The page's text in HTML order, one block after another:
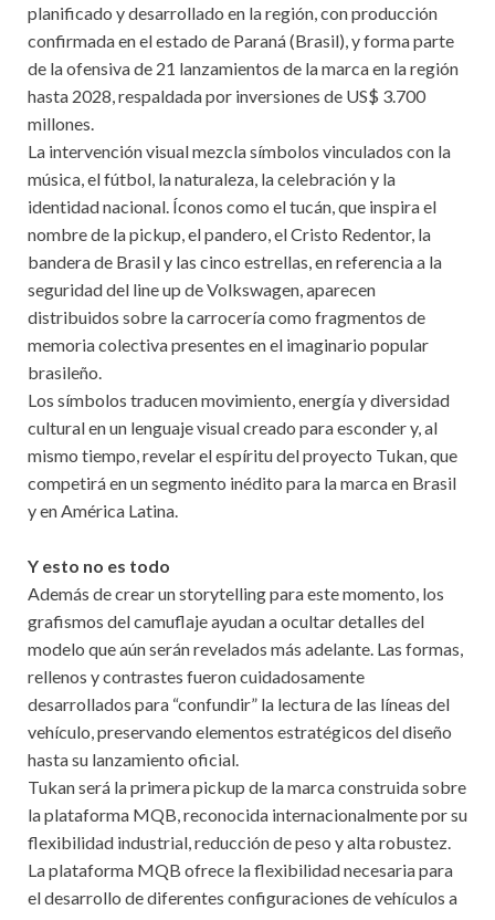
planificado y desarrollado en la región, con producción
confirmada en el estado de Paraná (Brasil), y forma parte
de la ofensiva de 21 lanzamientos de la marca en la región
hasta 2028, respaldada por inversiones de US$ 3.700
millones.
La intervención visual mezcla símbolos vinculados con la
música, el fútbol, la naturaleza, la celebración y la
identidad nacional. Íconos como el tucán, que inspira el
nombre de la pickup, el pandero, el Cristo Redentor, la
bandera de Brasil y las cinco estrellas, en referencia a la
seguridad del line up de Volkswagen, aparecen
distribuidos sobre la carrocería como fragmentos de
memoria colectiva presentes en el imaginario popular
brasileño.
Los símbolos traducen movimiento, energía y diversidad
cultural en un lenguaje visual creado para esconder y, al
mismo tiempo, revelar el espíritu del proyecto Tukan, que
competirá en un segmento inédito para la marca en Brasil
y en América Latina.
Y esto no es todo
Además de crear un storytelling para este momento, los
grafismos del camuflaje ayudan a ocultar detalles del
modelo que aún serán revelados más adelante. Las formas,
rellenos y contrastes fueron cuidadosamente
desarrollados para “confundir” la lectura de las líneas del
vehículo, preservando elementos estratégicos del diseño
hasta su lanzamiento oficial.
Tukan será la primera pickup de la marca construida sobre
la plataforma MQB, reconocida internacionalmente por su
flexibilidad industrial, reducción de peso y alta robustez.
La plataforma MQB ofrece la flexibilidad necesaria para
el desarrollo de diferentes configuraciones de vehículos a